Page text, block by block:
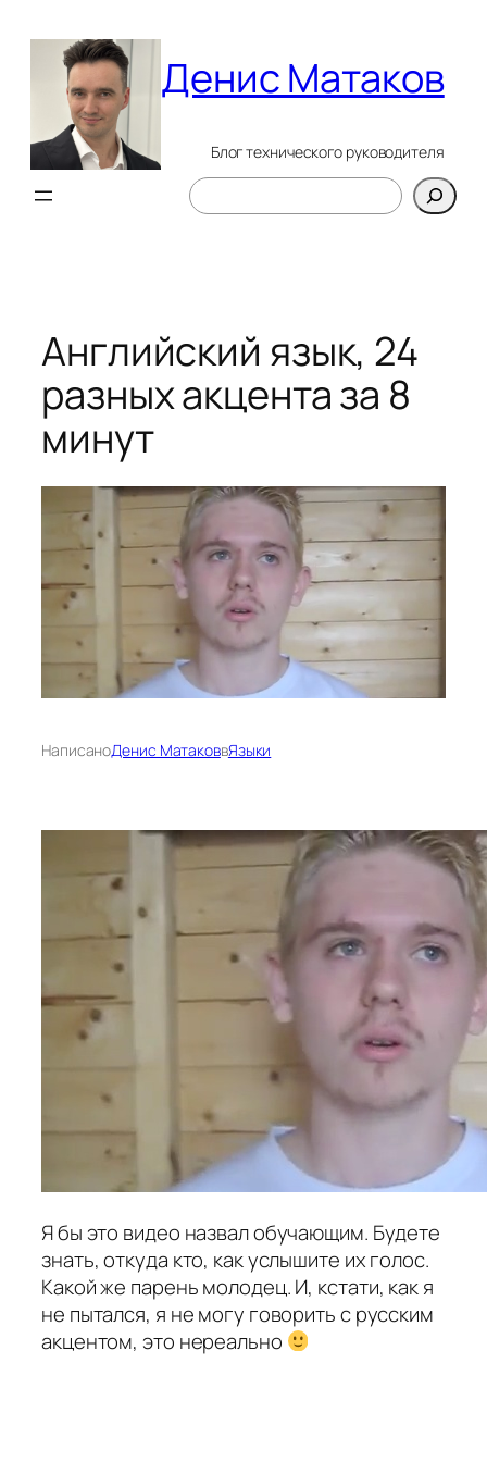
содержимому
Денис Матаков
Блог технического руководителя
Поиск
Английский язык, 24
разных акцента за 8
минут
НаписаноДенис МатаковвЯзыки
Я бы это видео назвал обучающим. Будете
знать, откуда кто, как услышите их голос.
Какой же парень молодец. И, кстати, как я
не пытался, я не могу говорить с русским
акцентом, это нереально